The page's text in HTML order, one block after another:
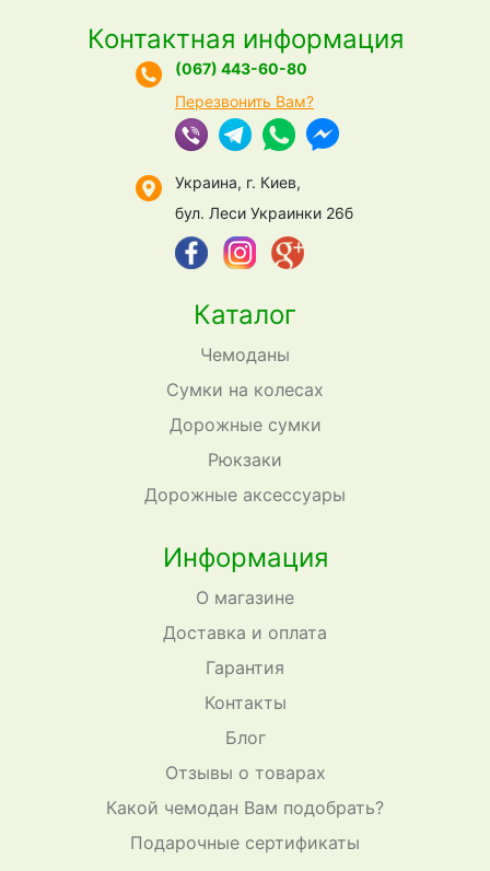
Каталог
Чемоданы
Сумки на колесах
Дорожные сумки
Рюкзаки
Дорожные аксессуары
Информация
О магазине
Доставка и оплата
Гарантия
Контакты
Блог
Отзывы о товарах
Какой чемодан Вам подобрать?
Подарочные сертификаты
Контактная информация
(067) 443-60-80
Перезвонить Вам?
Украина, г. Киев,
бул. Леси Украинки 26б